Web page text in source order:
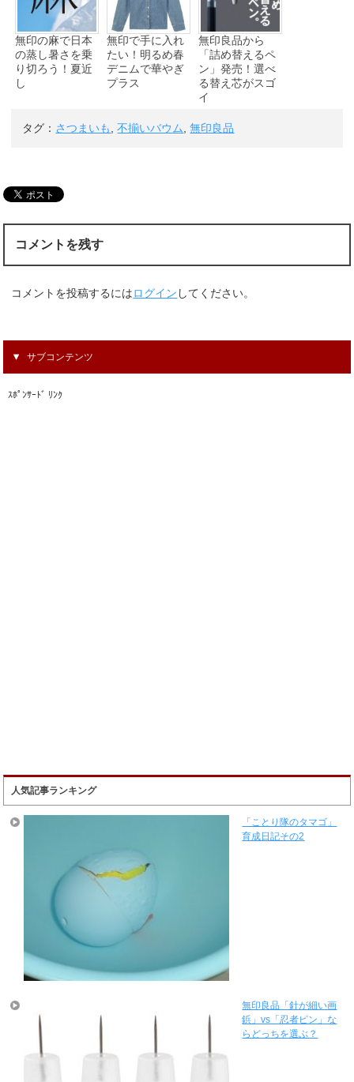
無印の麻で日本
の蒸し暑さを乗
り切ろう！夏近
し
無印で手に入れ
たい！明るめ春
デニムで華やぎ
プラス
無印良品から
「詰め替えるペ
ン」発売！選べ
る替え芯がスゴ
イ
タグ： さつまいも,不揃いバウム,無印良品
コメントを残す
コメントを投稿するにはログイン してください。
サブコンテンツ
ｽﾎﾟﾝｻｰﾄﾞ ﾘﾝｸ
人気記事ランキング
「ことり隊のタマゴ」
育成日記その2
無印良品「針が細い画
鋲」vs「忍者ピン」な
らどっちを選ぶ？